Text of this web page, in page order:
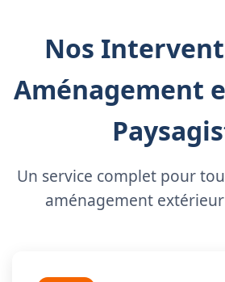
Nos
Aménagement
Un service complet pour
aménagement